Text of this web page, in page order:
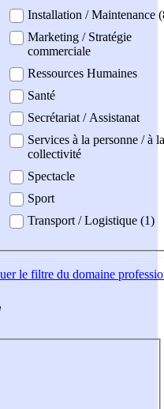
Installation / Maintenance
Marketing / Stratégie
commerciale
Ressources Humaines
Santé
Secrétariat / Assistanat
Services à la personne / à la
collectivité
Spectacle
Sport
Transport / Logistique (1)
le filtre du domaine